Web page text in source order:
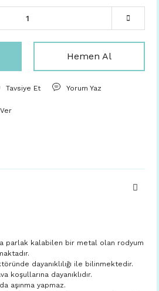
Hemen Al
Tavsiye Et Yorum Yaz
parlak kalabilen bir metal olan rodyum
dayanıklılığı ile bilinmektedir.
koşullarına dayanıklıdır.
aşınma yapmaz.